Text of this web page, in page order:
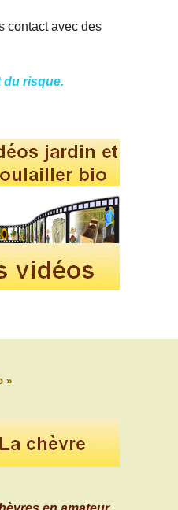
contact avec des
du risque.
»